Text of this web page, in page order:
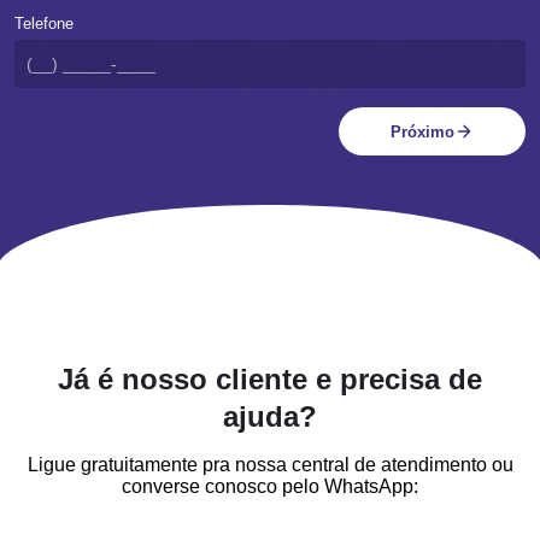
monitoramento contínuo, as indústrias ganham em agilidade e
precisão. A análise de dados em tempo real possibilita a
perdas. Essa abordagem dinâmica não só aumenta a
produtividade, mas também melhora a qualidade dos produtos
Telefone
Próximo
Já é nosso cliente e precisa de
ajuda?
Ligue gratuitamente pra nossa central de atendimento ou
converse conosco pelo WhatsApp: